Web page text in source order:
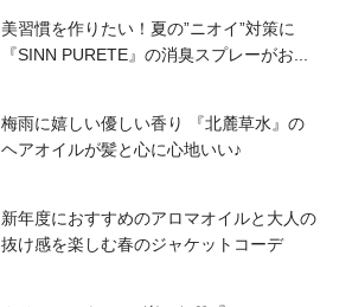
美習慣を作りたい！夏の”ニオイ”対策に
『SINN PURETE』の消臭スプレーがお...
梅雨に嬉しい優しい香り 『北麓草水』の
ヘアオイルが髪と心に心地いい♪
新年度におすすめのアロマオイルと大人の
抜け感を楽しむ春のジャケットコーデ